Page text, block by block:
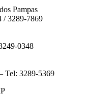
Pampas
/ 3289-7869
0348
Tel: 3289-5369